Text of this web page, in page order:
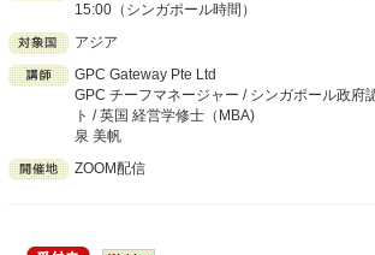
15:00（シンガポール時間）
アジア
GPC Gateway Pte Ltd
GPC チーフマネージャー / シンガポール政府
ト / 英国 経営学修士（MBA)
泉 美帆
ZOOM配信